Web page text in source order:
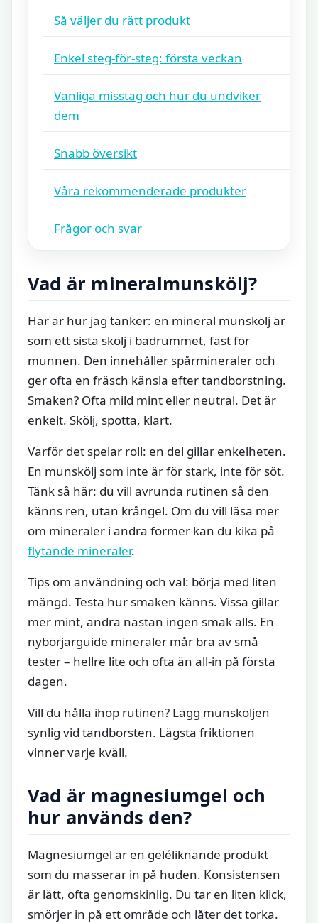
Så väljer du rätt produkt
Enkel steg-för-steg: första veckan
Vanliga misstag och hur du undviker
dem
Snabb översikt
Våra rekommenderade produkter
Frågor och svar
Vad är mineralmunskölj?
Här är hur jag tänker: en mineral munskölj är
som ett sista skölj i badrummet, fast för
munnen. Den innehåller spårmineraler och
ger ofta en fräsch känsla efter tandborstning.
Smaken? Ofta mild mint eller neutral. Det är
enkelt. Skölj, spotta, klart.
Varför det spelar roll: en del gillar enkelheten.
En munskölj som inte är för stark, inte för söt.
Tänk så här: du vill avrunda rutinen så den
känns ren, utan krångel. Om du vill läsa mer
om mineraler i andra former kan du kika på
flytande mineraler.
Tips om användning och val: börja med liten
mängd. Testa hur smaken känns. Vissa gillar
mer mint, andra nästan ingen smak alls. En
nybörjarguide mineraler mår bra av små
tester – hellre lite och ofta än all‑in på första
dagen.
Vill du hålla ihop rutinen? Lägg munsköljen
synlig vid tandborsten. Lägsta friktionen
vinner varje kväll.
Vad är magnesiumgel och
hur används den?
Magnesiumgel är en geléliknande produkt
som du masserar in på huden. Konsistensen
är lätt, ofta genomskinlig. Du tar en liten klick,
smörjer in på ett område och låter det torka.